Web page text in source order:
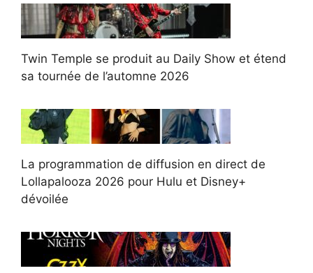
Twin Temple se produit au Daily Show et étend
sa tournée de l’automne 2026
La programmation de diffusion en direct de
Lollapalooza 2026 pour Hulu et Disney+
dévoilée